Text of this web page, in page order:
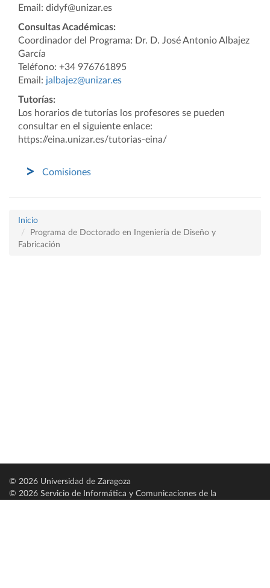
Email: didyf@unizar.es
Consultas Académicas:
Coordinador del Programa: Dr. D. José Antonio Albajez
García
Teléfono: +34 976761895
Email: jalbajez@unizar.es
Tutorías:
Los horarios de tutorías los profesores se pueden
consultar en el siguiente enlace:
https://eina.unizar.es/tutorias-eina/
Comisiones
Inicio
Programa de Doctorado en Ingeniería de Diseño y
Fabricación
© 2026 Universidad de Zaragoza
© 2026 Servicio de Informática y Comunicaciones de la